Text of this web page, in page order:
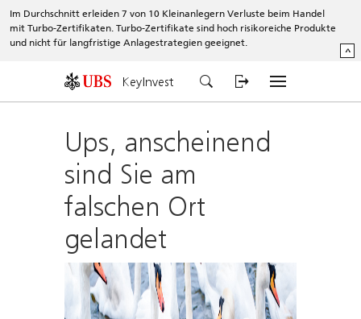
Im Durchschnitt erleiden 7 von 10 Kleinanlegern Verluste beim Handel
mit Turbo-Zertifikaten. Turbo-Zertifikate sind hoch risikoreiche Produkte
und nicht für langfristige Anlagestrategien geeignet.
^
KeyInvest
Ups, anscheinend
sind Sie am
falschen Ort
gelandet